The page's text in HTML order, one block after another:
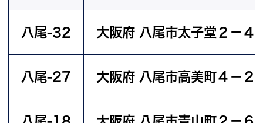
八尾-32 大阪府 八尾市太子堂２－４
八尾-27 大阪府 八尾市高美町４－２